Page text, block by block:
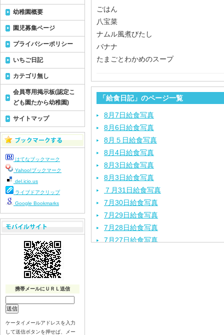
ごはん
八宝菜
ナムル風煮びたし
バナナ
たまごとわかめのスープ
「給食日記」のページ一覧
8月7日給食写真
8月6日給食写真
8月５日給食写真
8月4日給食写真
8月3日給食写真
8月3日給食写真
７月31日給食写真
7月30日給食写真
7月29日給食写真
7月28日給食写真
7月27日給食写真
幼稚園概要
園児募集ページ
プライバシーポリシー
いちご日記
カテゴリ無し
会員専用掲示板(認定こ
ども園たから幼稚園)
サイトマップ
はてなブックマーク
Yahoo!ブックマーク
del.icio.us
ライブドアクリップ
Google Bookmarks
携帯メールにＵＲＬ送信
ケータイメールアドレスを入力
して送信ボタンを押せば、メー